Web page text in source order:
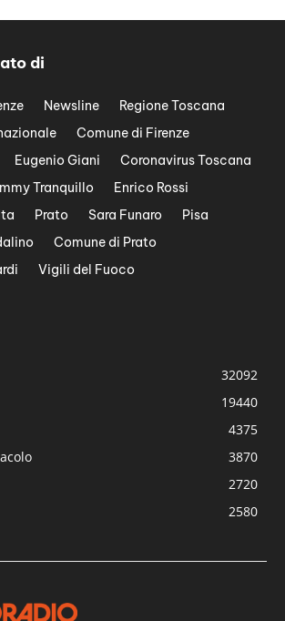
di
Newsline
Regione Toscana
Comune di Firenze
Eugenio Giani
Coronavirus Toscana
Tranquillo
Enrico Rossi
Prato Sara Funaro
Pisa
Comune di Prato
Vigili del Fuoco
32092
19440
4375
3870
2720
2580